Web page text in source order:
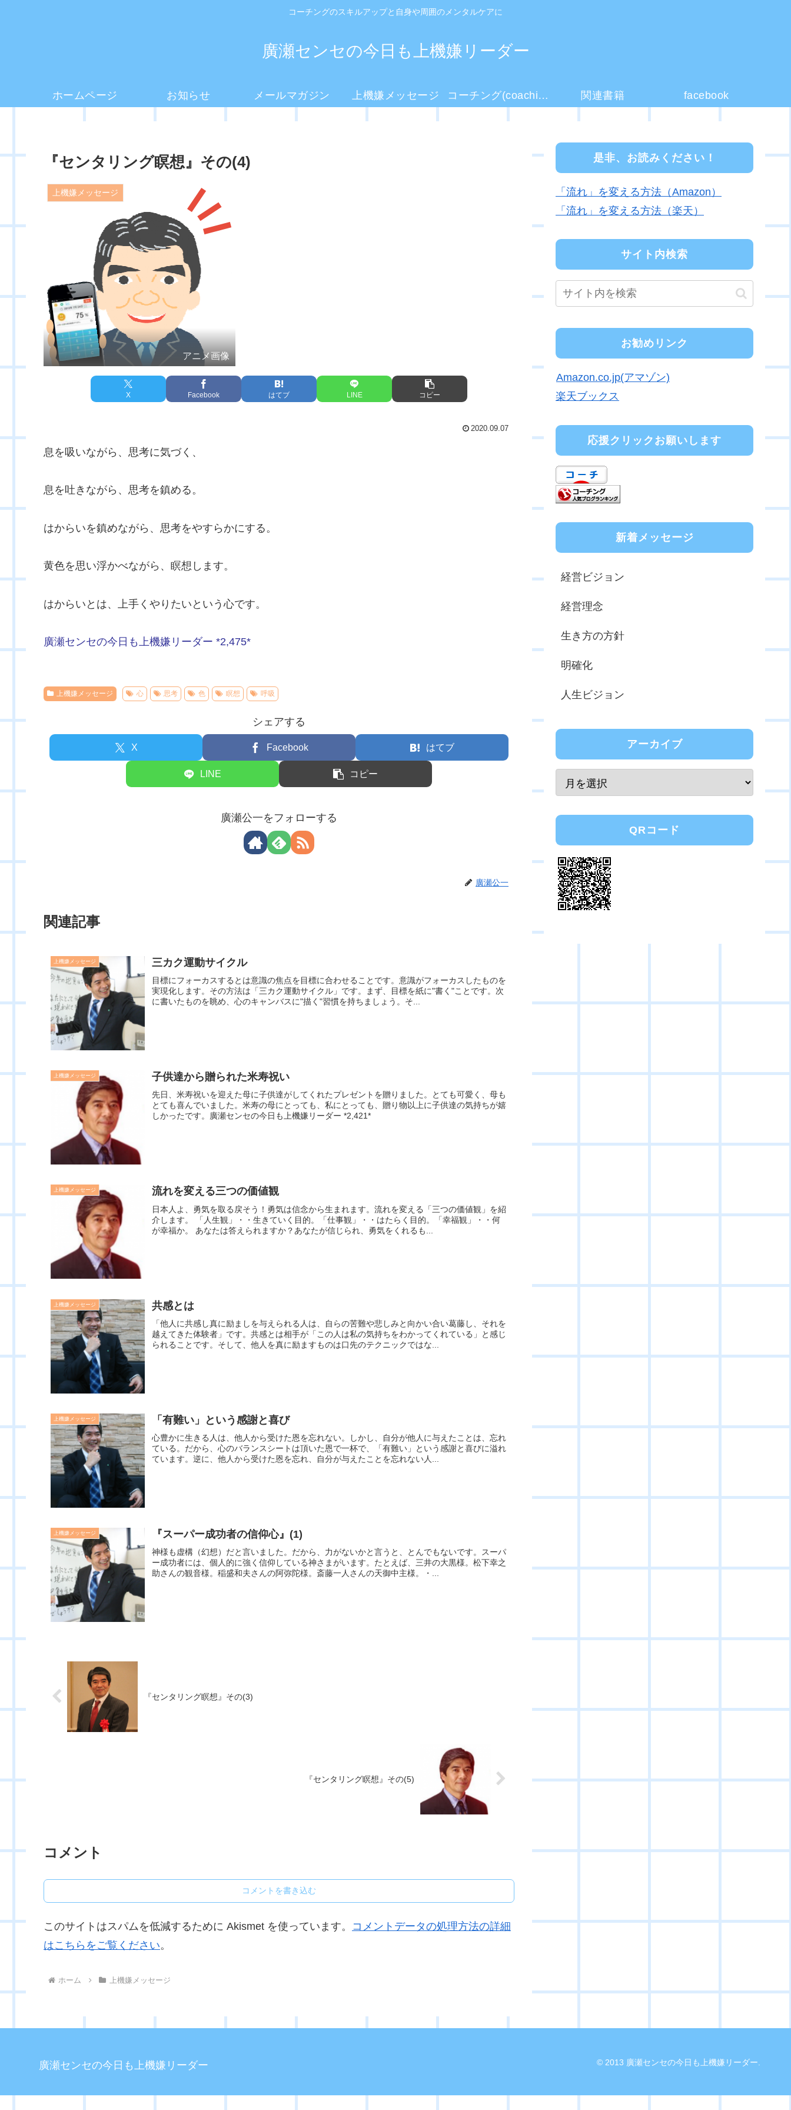
コーチングのスキルアップと自身や周囲のメンタルケアに
廣瀬センセの今日も上機嫌リーダー
ホームページ お知らせ メールマガジン 上機嫌メッセージ コーチング(coaching)とは？ 関連書籍 facebook
『センタリング瞑想』その(4)
上機嫌メッセージ
アニメ画像
X Facebook はてブ LINE コピー
2020.09.07
息を吸いながら、思考に気づく、
息を吐きながら、思考を鎮める。
はからいを鎮めながら、思考をやすらかにする。
黄色を思い浮かべながら、瞑想します。
はからいとは、上手くやりたいという心です。
廣瀬センセの今日も上機嫌リーダー *2,475*
上機嫌メッセージ 心 思考 色 瞑想 呼吸
シェアする
X Facebook はてブ
LINE コピー
廣瀬公一をフォローする
廣瀬公一
関連記事
上機嫌メッセージ 三カク運動サイクル
目標にフォーカスするとは意識の焦点を目標に合わせることです。意識がフォーカスしたものを
実現化します。その方法は「三カク運動サイクル」です。まず、目標を紙に"書く"ことです。次
に書いたものを眺め、心のキャンバスに"描く"習慣を持ちましょう。そ...
上機嫌メッセージ 子供達から贈られた米寿祝い
先日、米寿祝いを迎えた母に子供達がしてくれたプレゼントを贈りました。とても可愛く、母も
とても喜んでいました。米寿の母にとっても、私にとっても、贈り物以上に子供達の気持ちが嬉
しかったです。廣瀬センセの今日も上機嫌リーダー *2,421*
上機嫌メッセージ 流れを変える三つの価値観
日本人よ、勇気を取る戻そう！勇気は信念から生まれます。流れを変える「三つの価値観」を紹
介します。 「人生観」・・生きていく目的。「仕事観」・・はたらく目的。「幸福観」・・何
が幸福か。 あなたは答えられますか？あなたが信じられ、勇気をくれるも...
上機嫌メッセージ 共感とは
「他人に共感し真に励ましを与えられる人は、自らの苦難や悲しみと向かい合い葛藤し、それを
越えてきた体験者」です。共感とは相手が「この人は私の気持ちをわかってくれている」と感じ
られることです。そして、他人を真に励ますものは口先のテクニックではな...
上機嫌メッセージ 「有難い」という感謝と喜び
心豊かに生きる人は、他人から受けた恩を忘れない。しかし、自分が他人に与えたことは、忘れ
ている。だから、心のバランスシートは頂いた恩で一杯で、「有難い」という感謝と喜びに溢れ
ています。逆に、他人から受けた恩を忘れ、自分が与えたことを忘れない人...
上機嫌メッセージ 『スーパー成功者の信仰心』(1)
神様も虚構（幻想）だと言いました。だから、力がないかと言うと、とんでもないです。スーパ
ー成功者には、個人的に強く信仰している神さまがいます。たとえば、三井の大黒様。松下幸之
助さんの観音様。稲盛和夫さんの阿弥陀様。斎藤一人さんの天御中主様。・...
『センタリング瞑想』その(3)
『センタリング瞑想』その(5)
コメント
コメントを書き込む
このサイトはスパムを低減するために Akismet を使っています。 コメントデータの処理方法の詳細
はこちらをご覧ください。
ホーム 上機嫌メッセージ
是非、お読みください！
「流れ」を変える方法（Amazon）
「流れ」を変える方法（楽天）
サイト内検索
お勧めリンク
Amazon.co.jp(アマゾン)
楽天ブックス
応援クリックお願いします
新着メッセージ
経営ビジョン
経営理念
生き方の方針
明確化
人生ビジョン
アーカイブ
QRコード
廣瀬センセの今日も上機嫌リーダー © 2013 廣瀬センセの今日も上機嫌リーダー.